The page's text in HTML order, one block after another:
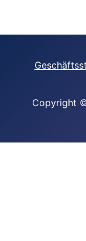
Copyright